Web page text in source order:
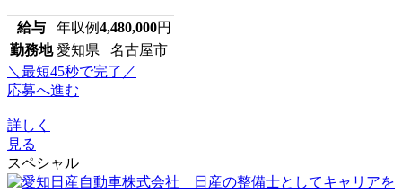
給与 年収例4,480,000円
勤務地 愛知県 名古屋市
＼最短45秒で完了／
応募へ進む
詳しく
見る
スペシャル